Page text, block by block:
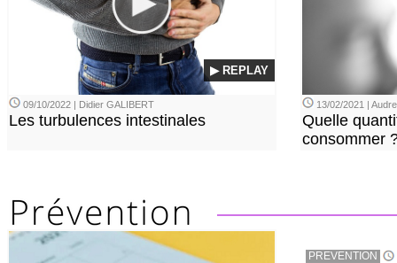
▶ REPLAY
09/10/2022 | Didier GALIBERT
Les turbulences intestinales
13/02/2021 |
Quelle
consommer
PREVENTION